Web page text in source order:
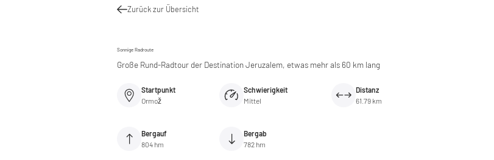
Zurück zur Übersicht
Sonnige Radroute
Große Rund-Radtour der Destination Jeruzalem, etwas mehr als 60 km lang
Startpunkt
Ormož
Schwierigkeit
Mittel
Distanz
61.79 km
Bergauf
804 hm
Bergab
782 hm